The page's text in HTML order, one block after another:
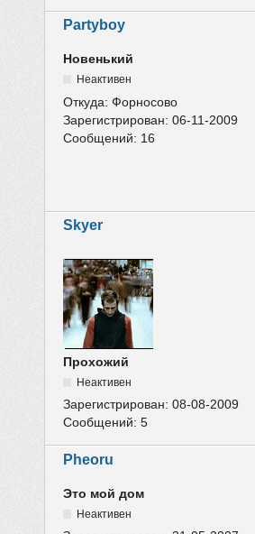
Partyboy
Новенький
Неактивен
Откуда:Форносово
Зарегистрирован:06-11-2009
Сообщений: 16
Skyer
Прохожий
Неактивен
Зарегистрирован:08-08-2009
Сообщений:5
Pheoru
Это мой дом
Неактивен